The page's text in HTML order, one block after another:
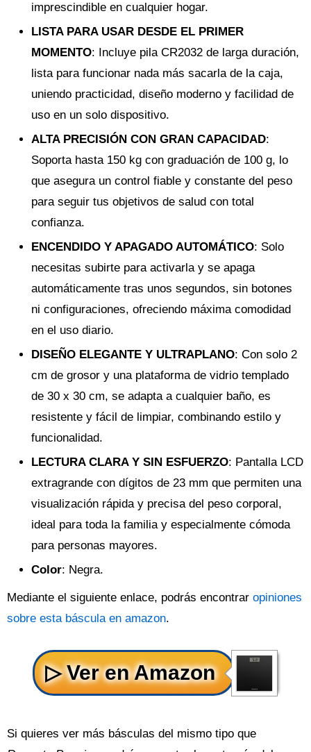
imprescindible en cualquier hogar.
LISTA PARA USAR DESDE EL PRIMER
MOMENTO: Incluye pila CR2032 de larga duración,
lista para funcionar nada más sacarla de la caja,
uniendo practicidad, diseño moderno y facilidad de
uso en un solo dispositivo.
ALTA PRECISIÓN CON GRAN CAPACIDAD:
Soporta hasta 150 kg con graduación de 100 g, lo
que asegura un control fiable y constante del peso
para seguir tus objetivos de salud con total
confianza.
ENCENDIDO Y APAGADO AUTOMÁTICO: Solo
necesitas subirte para activarla y se apaga
automáticamente tras unos segundos, sin botones
ni configuraciones, ofreciendo máxima comodidad
en el uso diario.
DISEÑO ELEGANTE Y ULTRAPLANO: Con solo 2
cm de grosor y una plataforma de vidrio templado
de 30 x 30 cm, se adapta a cualquier baño, es
resistente y fácil de limpiar, combinando estilo y
funcionalidad.
LECTURA CLARA Y SIN ESFUERZO: Pantalla LCD
extragrande con dígitos de 23 mm que permiten una
visualización rápida y precisa del peso corporal,
ideal para toda la familia y especialmente cómoda
para personas mayores.
Color: Negra.
Mediante el siguiente enlace, podrás encontrar opiniones
sobre esta báscula en amazon.
Si quieres ver más básculas del mismo tipo que